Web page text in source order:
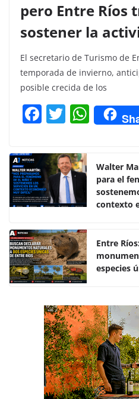
pero Entre Ríos
sostener la
El secretario de Turismo de
temporada de invierno,
posible crecida de los
F
c
e
b
o
o
k
T
itt
er
W
h
s
A
p
Walter
para el
contexto
Entre
especies